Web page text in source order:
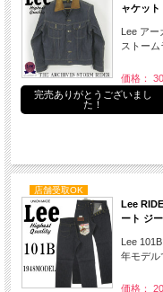
ャケッ
Lee アー
ストーム
価格：
完売ありがとうございまし
た！
店舗受取OK
Lee
ート ジ
Lee
年モデル
価格：